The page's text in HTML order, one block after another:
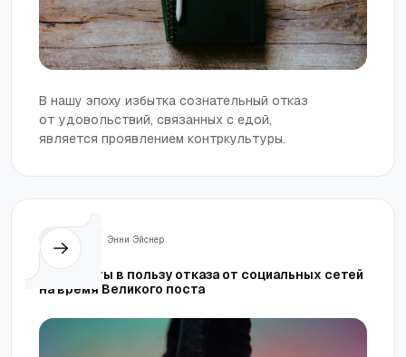
В нашу эпоху избытка сознательный отказ
от удовольствий, связанных с едой,
является проявлением контркультуры.
Энни Эйснер
Аргументы в пользу отказа от социальных сетей
на время Великого поста